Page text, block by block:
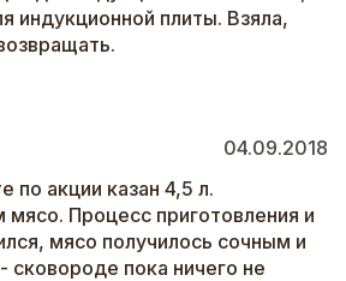
индукционной плиты. Взяла,
04.09.2018
по акции казан 4,5 л.
мясо. Процесс приготовления и
мясо получилось сочным и
сковороде пока ничего не